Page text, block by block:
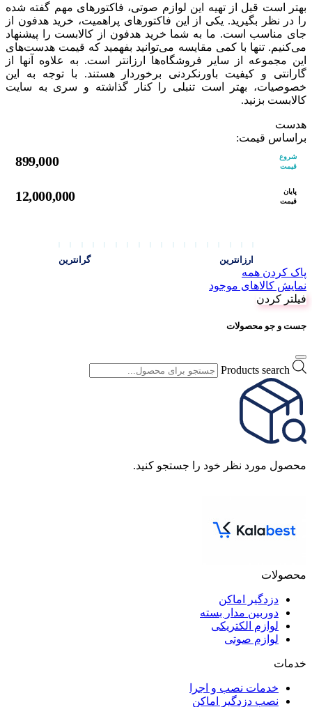
بهتر است قبل از تهیه این لوازم صوتی، فاکتورهای مهم گفته شده
را در نظر بگیرید. یکی از این فاکتورهای پراهمیت، خرید هدفون از
جای مناسب است. ما به شما خرید هدفون از کالابست را پیشنهاد
می‌کنیم. تنها با کمی مقایسه می‌توانید بفهمید که قیمت‌ هدست‌های
این مجموعه از سایر فروشگاه‌ها ارزانتر است. به علاوه آنها از
گارانتی و کیفیت باورنکردنی برخوردار هستند. با توجه به این
خصوصیات، بهتر است تنبلی را کنار گذاشته و سری به سایت
کالابست بزنید.
هدست
براساس قیمت:
شروع
قیمت
899,000
پایان
قیمت
12,000,000
ارزانترین گرانترین
پاک کردن همه
نمایش کالاهای موجود
فیلتر کردن
جست و جو محصولات
Products search
محصول مورد نظر خود را جستجو کنید.
محصولات
دزدگیر اماکن
دوربین مدار بسته
لوازم الکتریکی
لوازم صوتی
خدمات
خدمات نصب و اجرا
نصب دزدگیر اماکن